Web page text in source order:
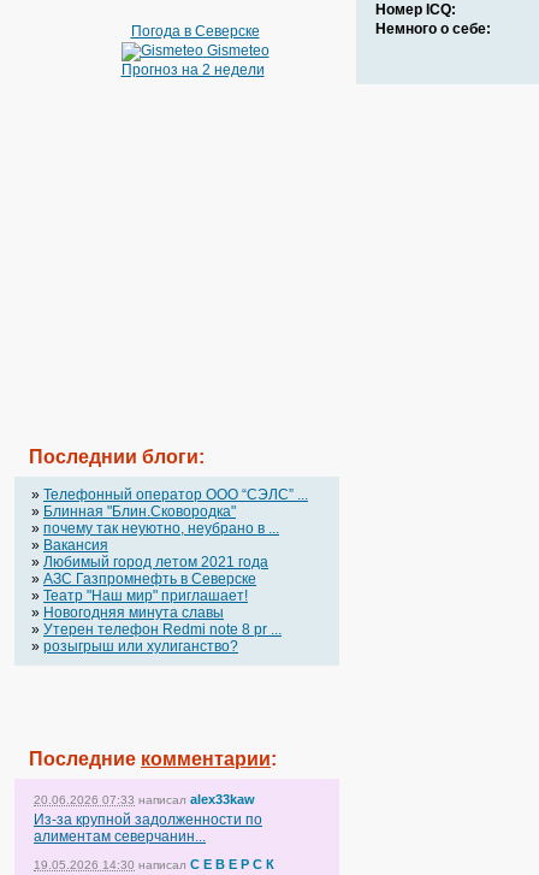
Погода в Северске
Gismeteo
Прогноз на 2 недели
Последнии блоги:
» Телефонный оператор OOO “СЭЛС” ...
» Блинная "Блин.Сковородка"
» почему так неуютно, неубрано в ...
» Вакансия
» Любимый город летом 2021 года
» АЗС Газпромнефть в Северске
» Театр "Наш мир" приглашает!
» Новогодняя минута славы
» Утерен телефон Redmi note 8 pr ...
» розыгрыш или хулиганство?
Последние комментарии:
20.06.2026 07:33 написал alex33kaw
Из-за крупной задолженности по
алиментам северчанин...
19.05.2026 14:30 написал С Е В Е Р С К
Номер ICQ:
Немного о себе: